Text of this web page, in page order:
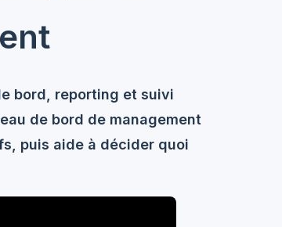
bord, reporting et suivi
de bord de management
puis aide à décider quoi